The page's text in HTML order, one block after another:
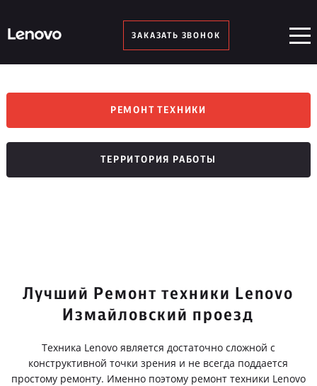
ЗАКАЗАТЬ ЗВОНОК
РЕМОНТ ТЕХНИКИ
ТЕРРИТОРИЯ РАБОТЫ
Лучший Ремонт техники Lenovo
Измайловский проезд
Техника Lenovo является достаточно сложной с
конструктивной точки зрения и не всегда поддается
простому ремонту. Именно поэтому ремонт техники Lenovo